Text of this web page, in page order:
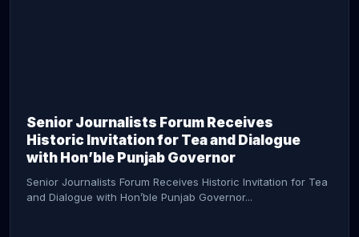
Senior Journalists Forum Receives
Historic Invitation for Tea and Dialogue
with Hon’ble Punjab Governor
Senior Journalists Forum Receives Historic Invitation for Tea
and Dialogue with Hon’ble Punjab Governor...